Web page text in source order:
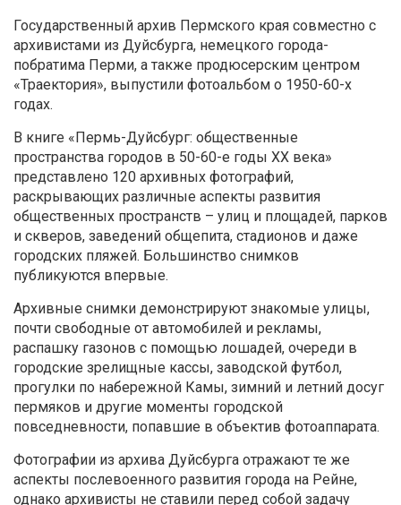
Государственный архив Пермского края совместно с
архивистами из Дуйсбурга, немецкого города-
побратима Перми, а также продюсерским центром
«Траектория», выпустили фотоальбом о 1950-60-х
годах.
В книге «Пермь-Дуйсбург: общественные
пространства городов в 50-60-е годы XX века»
представлено 120 архивных фотографий,
раскрывающих различные аспекты развития
общественных пространств – улиц и площадей, парков
и скверов, заведений общепита, стадионов и даже
городских пляжей. Большинство снимков
публикуются впервые.
Архивные снимки демонстрируют знакомые улицы,
почти свободные от автомобилей и рекламы,
распашку газонов с помощью лошадей, очереди в
городские зрелищные кассы, заводской футбол,
прогулки по набережной Камы, зимний и летний досуг
пермяков и другие моменты городской
повседневности, попавшие в объектив фотоаппарата.
Фотографии из архива Дуйсбурга отражают те же
аспекты послевоенного развития города на Рейне,
однако архивисты не ставили перед собой задачу